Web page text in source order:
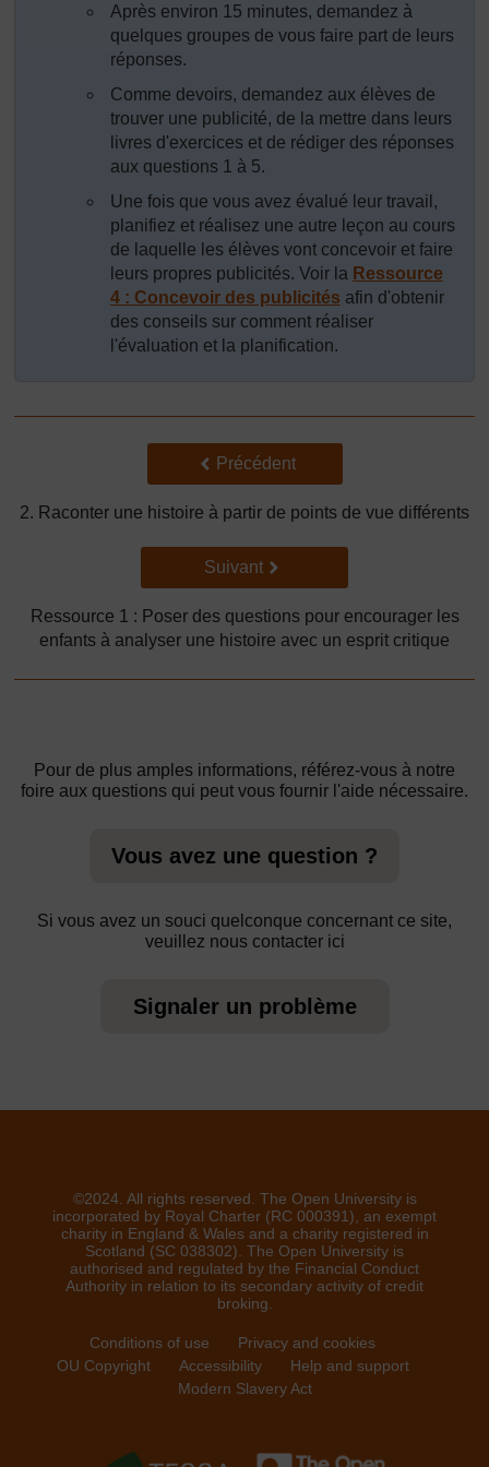
Après environ 15 minutes, demandez à
quelques groupes de vous faire part de leurs
réponses.
Comme devoirs, demandez aux élèves de
trouver une publicité, de la mettre dans leurs
livres d'exercices et de rédiger des réponses
aux questions 1 à 5.
Une fois que vous avez évalué leur travail,
planifiez et réalisez une autre leçon au cours
de laquelle les élèves vont concevoir et faire
leurs propres publicités. Voir la Ressource
4 : Concevoir des publicités afin d'obtenir
des conseils sur comment réaliser
l'évaluation et la planification.
Précédent
Précédent
2. Raconter une histoire à partir de points de vue différents
Suivant
Suivant
Ressource 1 : Poser des questions pour encourager les
enfants à analyser une histoire avec un esprit critique
Pour de plus amples informations, référez-vous à notre
foire aux questions qui peut vous fournir l'aide nécessaire.
Vous avez une question ?
Si vous avez un souci quelconque concernant ce site,
veuillez nous contacter ici
Signaler un problème
©2024. All rights reserved. The Open University is
incorporated by Royal Charter (RC 000391), an exempt
charity in England & Wales and a charity registered in
Scotland (SC 038302). The Open University is
authorised and regulated by the Financial Conduct
Authority in relation to its secondary activity of credit
broking.
Conditions of use
Privacy and cookies
OU Copyright
Accessibility
Help and support
Modern Slavery Act